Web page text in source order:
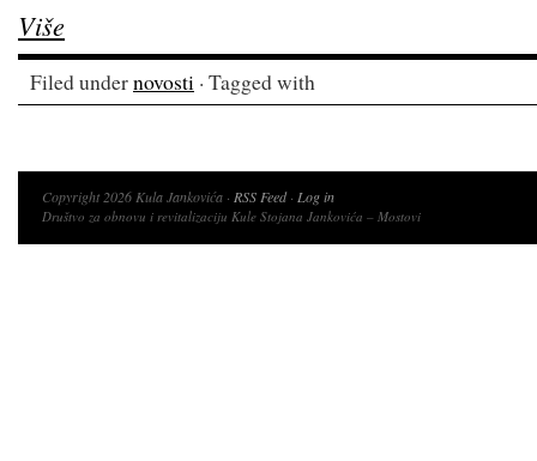
Više
Filed undernovosti · Tagged with
Copyright 2026 Kula Jankovića · RSS Feed· Log in
Društvo za obnovu i revitalizaciju Kule Stojana Jankovića – Mostovi